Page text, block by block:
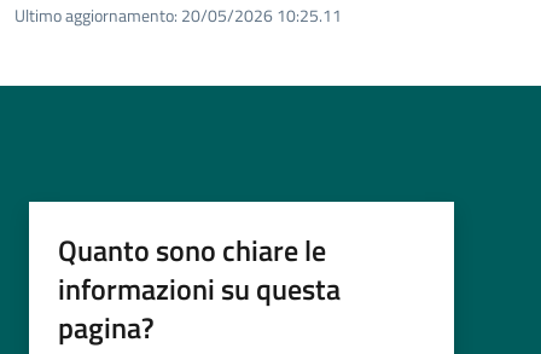
Ultimo aggiornamento: 20/05/2026 10:25.11
Quanto sono chiare le
informazioni su questa
pagina?